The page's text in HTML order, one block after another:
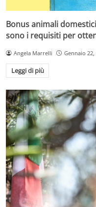
Bonus animali
sono i requisiti per
Angela Marrelli Gennaio 22,
Leggi di più